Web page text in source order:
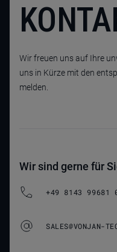
Wir freuen uns auf Ihre
uns in Kürze mit den
melden.
Wir sind gerne für
+49 8143 99681
SALES@VONJAN-